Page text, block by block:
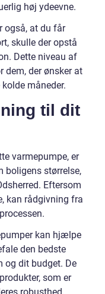
høj ydeevne.
også, at du får
skulle der opstå
Dette niveau af
dem, der ønsker at
måneder.
til dit
varmepumpe, er
boligens størrelse,
Eftersom
kan rådgivning fra
kan hjælpe
den bedste
og dit budget. De
som er
robusthed.